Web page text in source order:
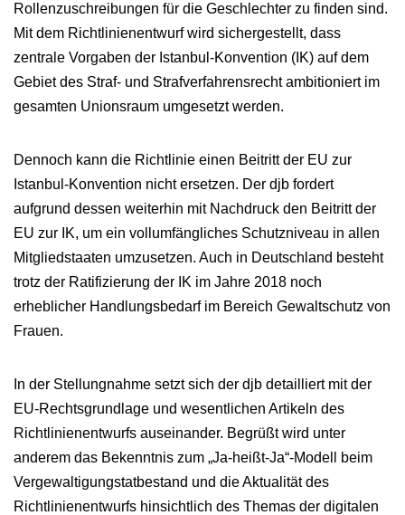
Rollenzuschreibungen für die Geschlechter zu finden sind.
Mit dem Richtlinienentwurf wird sichergestellt, dass
zentrale Vorgaben der Istanbul-Konvention (IK) auf dem
Gebiet des Straf- und Strafverfahrensrecht ambitioniert im
gesamten Unionsraum umgesetzt werden.
Dennoch kann die Richtlinie einen Beitritt der EU zur
Istanbul-Konvention nicht ersetzen. Der djb fordert
aufgrund dessen weiterhin mit Nachdruck den Beitritt der
EU zur IK, um ein vollumfängliches Schutzniveau in allen
Mitgliedstaaten umzusetzen. Auch in Deutschland besteht
trotz der Ratifizierung der IK im Jahre 2018 noch
erheblicher Handlungsbedarf im Bereich Gewaltschutz von
Frauen.
In der Stellungnahme setzt sich der djb detailliert mit der
EU-Rechtsgrundlage und wesentlichen Artikeln des
Richtlinienentwurfs auseinander. Begrüßt wird unter
anderem das Bekenntnis zum „Ja-heißt-Ja“-Modell beim
Vergewaltigungstatbestand und die Aktualität des
Richtlinienentwurfs hinsichtlich des Themas der digitalen